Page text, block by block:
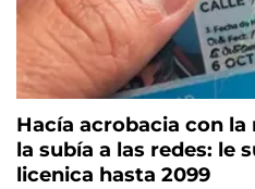
Hacía acrobacia con
la subía a las redes: le
licenica hasta 2099